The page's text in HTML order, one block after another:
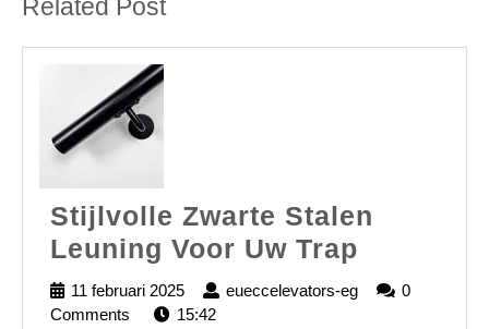
Related Post
Stijlvolle Zwarte Stalen
Leuning Voor Uw Trap
Zwarte
11 februari 2025
11
februari
eueccelevators-eg
eueccelevators-
0
Comments
15:42